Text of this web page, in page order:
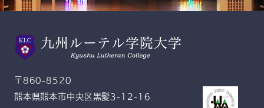
Gratitude and Service
〒860-8520
熊本県熊本市中央区黒髪3-12-16